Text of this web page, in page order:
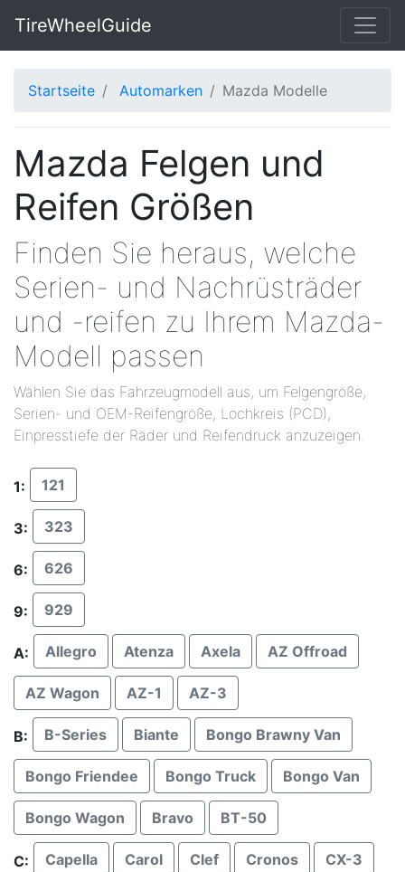
TireWheelGuide
Startseite Automarken Mazda Modelle
Mazda Felgen und
Reifen Größen
Finden Sie heraus, welche
Serien- und Nachrüsträder
und -reifen zu Ihrem Mazda-
Modell passen
Wählen Sie das Fahrzeugmodell aus, um Felgengröße,
Serien- und OEM-Reifengröße, Lochkreis (PCD),
Einpresstiefe der Räder und Reifendruck anzuzeigen.
1: 121
3: 323
6: 626
9: 929
A: Allegro Atenza Axela AZ Offroad
AZ Wagon AZ-1 AZ-3
B: B-Series Biante Bongo Brawny Van
Bongo Friendee Bongo Truck Bongo Van
Bongo Wagon Bravo BT-50
C: Capella Carol Clef Cronos CX-3